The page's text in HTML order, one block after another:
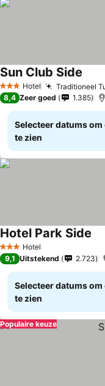
3 SterrenHotel Traditioneel
Sun Club Side
8,4 Zeer goed 1.385
Selecteer datums
te zien
3 SterrenHotel
Hotel Park Side
9,1 Uitstekend 2.723
Selecteer datums
te zien
Populaire keuze